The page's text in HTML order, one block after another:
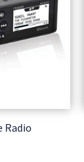
Radio